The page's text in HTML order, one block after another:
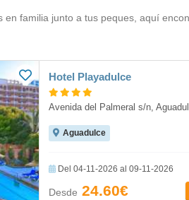
en familia junto a tus peques, aquí
Hotel Playadulce
Avenida del Palmeral s/n,
Aguadulce
Del 04-11-2026 al 09-11-2026
Desde 24.60€